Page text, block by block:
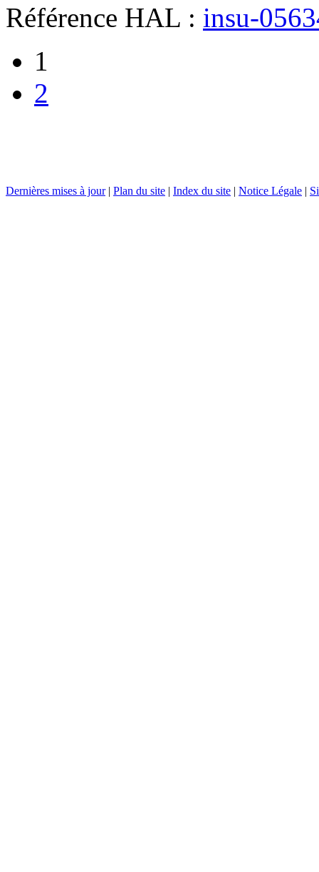
Référence HAL : insu-
1
2
Dernières mises à jour| Plan du site | Index du site | Notice Légale |